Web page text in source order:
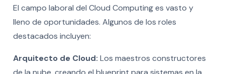
El campo laboral del Cloud Computing es vasto y
lleno de oportunidades. Algunos de los roles
destacados incluyen:
Arquitecto de Cloud: Los maestros constructores